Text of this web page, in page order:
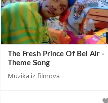
The Fresh Prince Of Bel Air -
Theme Song
Muzika iz filmova